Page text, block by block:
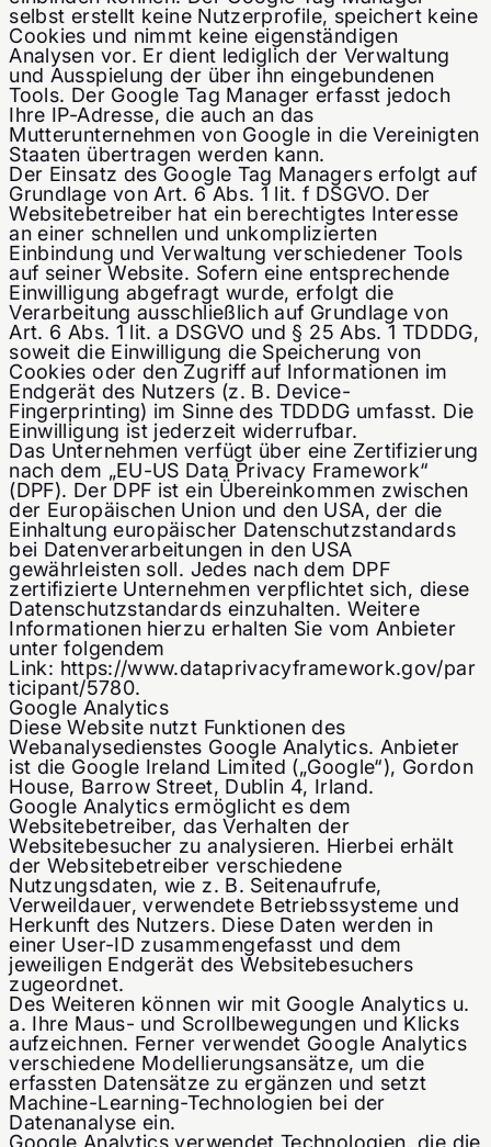
selbst erstellt keine Nutzerprofile, speichert keine
Cookies und nimmt keine eigenständigen
Analysen vor. Er dient lediglich der Verwaltung
und Ausspielung der über ihn eingebundenen
Tools. Der Google Tag Manager erfasst jedoch
Ihre IP-Adresse, die auch an das
Mutterunternehmen von Google in die Vereinigten
Staaten übertragen werden kann.
Der Einsatz des Google Tag Managers erfolgt auf
Grundlage von Art. 6 Abs. 1 lit. f DSGVO. Der
Websitebetreiber hat ein berechtigtes Interesse
an einer schnellen und unkomplizierten
Einbindung und Verwaltung verschiedener Tools
auf seiner Website. Sofern eine entsprechende
Einwilligung abgefragt wurde, erfolgt die
Verarbeitung ausschließlich auf Grundlage von
Art. 6 Abs. 1 lit. a DSGVO und § 25 Abs. 1 TDDDG,
soweit die Einwilligung die Speicherung von
Cookies oder den Zugriff auf Informationen im
Endgerät des Nutzers (z. B. Device-
Fingerprinting) im Sinne des TDDDG umfasst. Die
Einwilligung ist jederzeit widerrufbar.
Das Unternehmen verfügt über eine Zertifizierung
nach dem „EU-US Data Privacy Framework“
(DPF). Der DPF ist ein Übereinkommen zwischen
der Europäischen Union und den USA, der die
Einhaltung europäischer Datenschutzstandards
bei Datenverarbeitungen in den USA
gewährleisten soll. Jedes nach dem DPF
zertifizierte Unternehmen verpflichtet sich, diese
Datenschutzstandards einzuhalten. Weitere
Informationen hierzu erhalten Sie vom Anbieter
unter folgendem
Link: https://www.dataprivacyframework.gov/par
ticipant/5780.
Google Analytics
Diese Website nutzt Funktionen des
Webanalysedienstes Google Analytics. Anbieter
ist die Google Ireland Limited („Google“), Gordon
House, Barrow Street, Dublin 4, Irland.
Google Analytics ermöglicht es dem
Websitebetreiber, das Verhalten der
Websitebesucher zu analysieren. Hierbei erhält
der Websitebetreiber verschiedene
Nutzungsdaten, wie z. B. Seitenaufrufe,
Verweildauer, verwendete Betriebssysteme und
Herkunft des Nutzers. Diese Daten werden in
einer User-ID zusammengefasst und dem
jeweiligen Endgerät des Websitebesuchers
zugeordnet.
Des Weiteren können wir mit Google Analytics u.
a. Ihre Maus- und Scrollbewegungen und Klicks
aufzeichnen. Ferner verwendet Google Analytics
verschiedene Modellierungsansätze, um die
erfassten Datensätze zu ergänzen und setzt
Machine-Learning-Technologien bei der
Datenanalyse ein.
Google Analytics verwendet Technologien, die die